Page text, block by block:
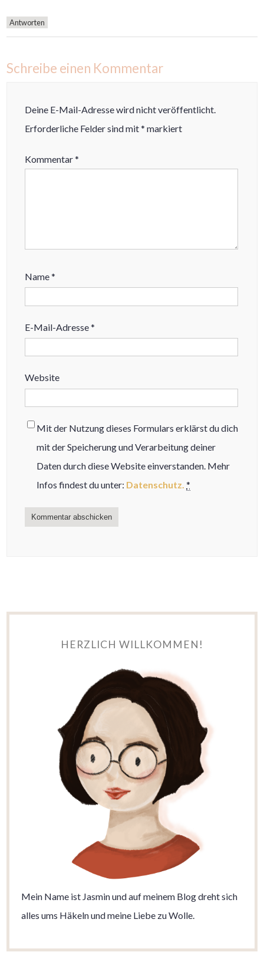
Antworten
Schreibe einen Kommentar
Deine E-Mail-Adresse wird nicht veröffentlicht.
Erforderliche Felder sind mit* markiert
Kommentar*
Name*
E-Mail-Adresse*
Website
Mit der Nutzung dieses Formulars erklärst du dich
mit der Speicherung und Verarbeitung deiner
Daten durch diese Website einverstanden. Mehr
Infos findest du unter: Datenschutz. *
HERZLICH WILLKOMMEN!
Mein Name ist Jasmin und auf meinem Blog dreht sich
alles ums Häkeln und meine Liebe zu Wolle.